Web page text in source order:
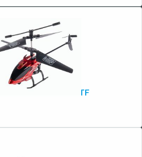
Carson Nano Tyrann 230 IR 2Ch 100% RTF